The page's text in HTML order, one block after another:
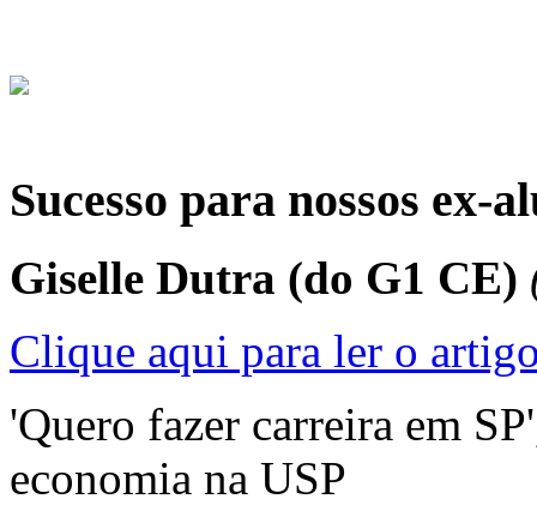
Sucesso para nossos ex-
Giselle Dutra (do G1 CE)
Clique aqui para ler o
'Quero fazer carreira em
economia na USP